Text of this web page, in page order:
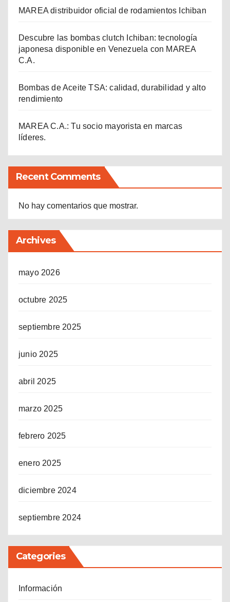
MAREA distribuidor oficial de rodamientos Ichiban
Descubre las bombas clutch Ichiban: tecnología
japonesa disponible en Venezuela con MAREA
C.A.
Bombas de Aceite TSA: calidad, durabilidad y alto
rendimiento
MAREA C.A.: Tu socio mayorista en marcas
líderes.
Recent Comments
No hay comentarios que mostrar.
Archives
mayo 2026
octubre 2025
septiembre 2025
junio 2025
abril 2025
marzo 2025
febrero 2025
enero 2025
diciembre 2024
septiembre 2024
Categories
Información